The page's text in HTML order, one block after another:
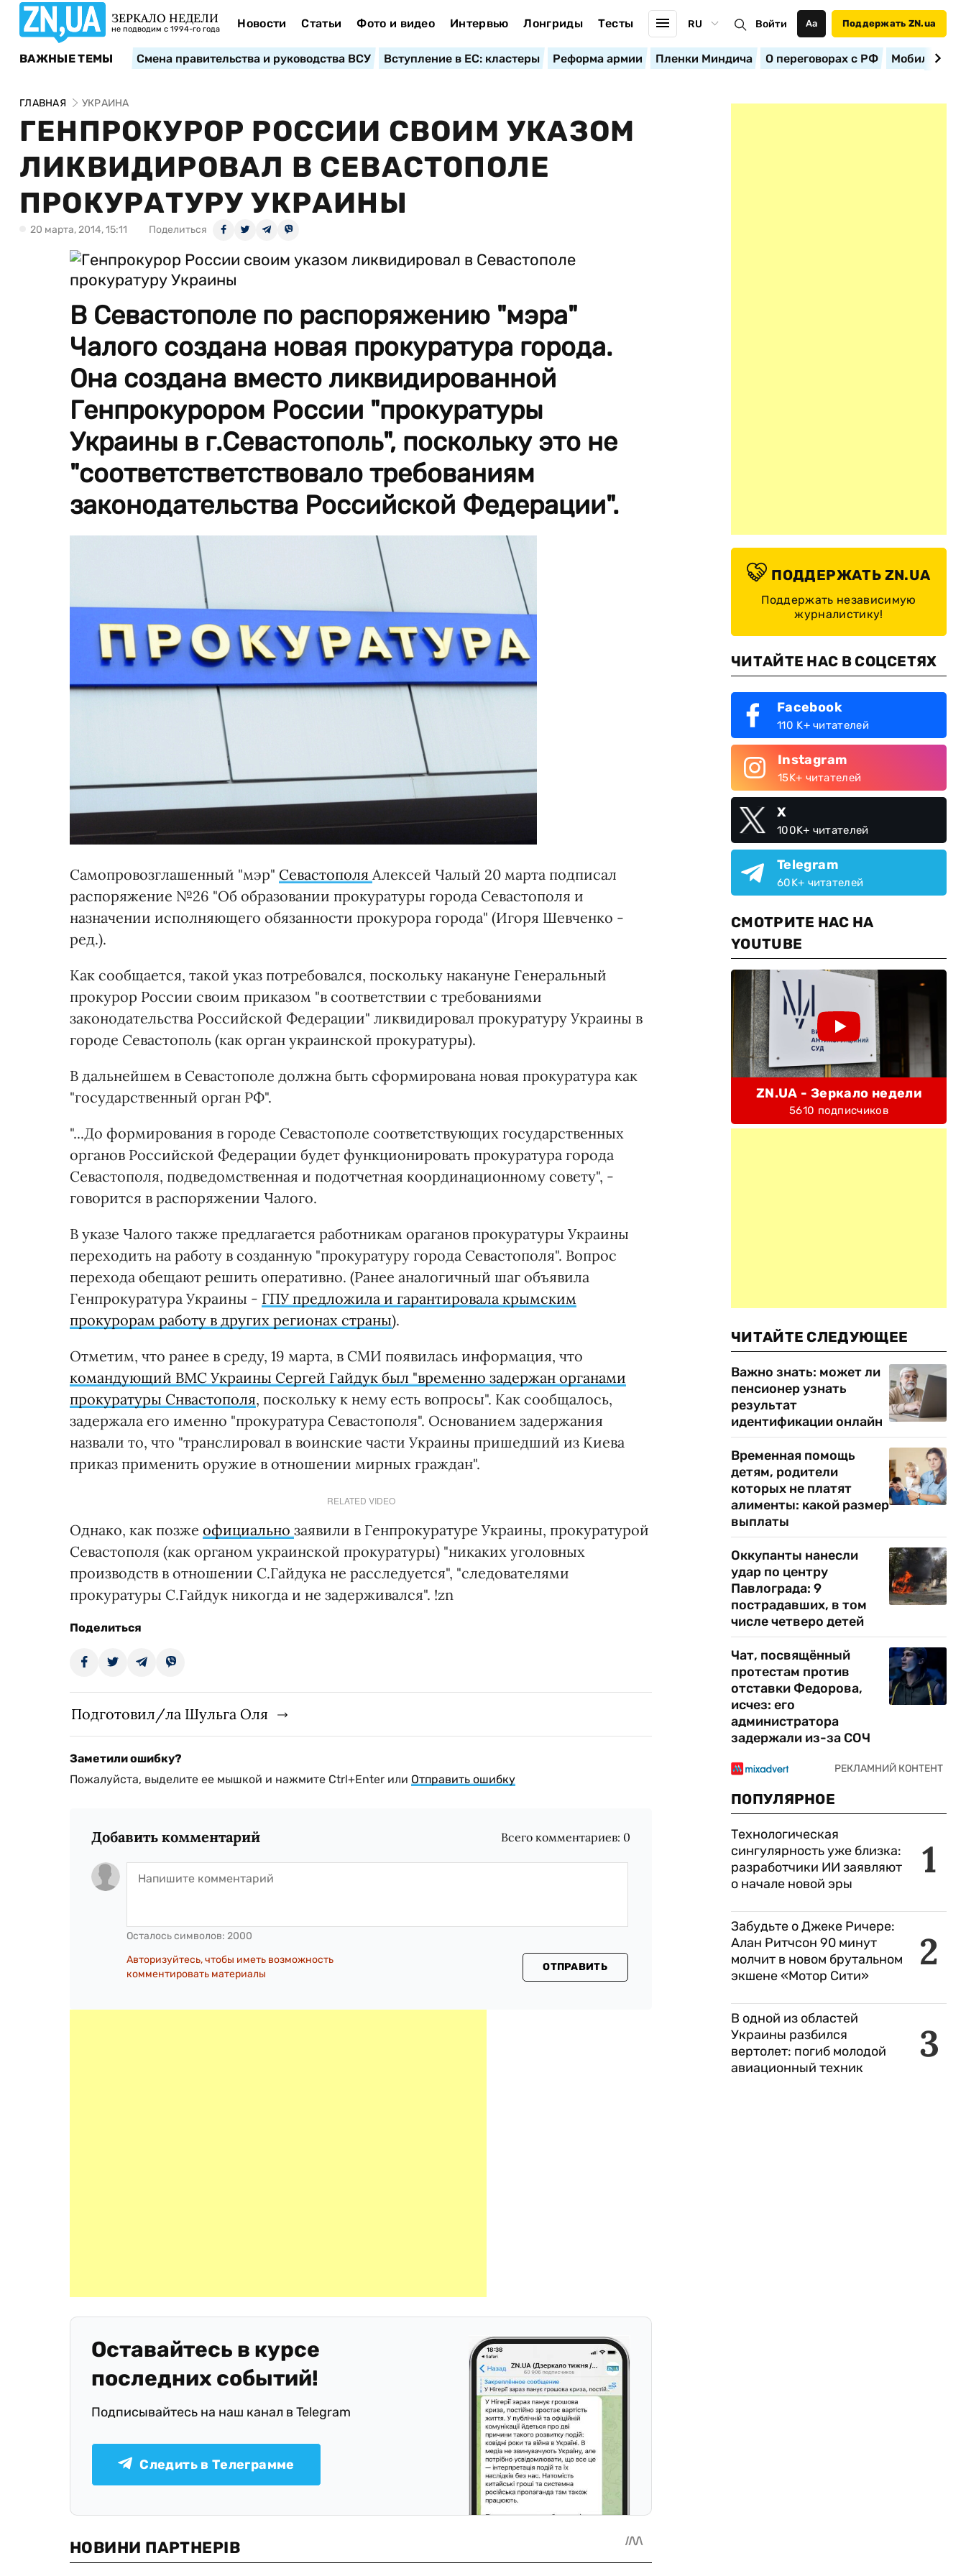
ЗЕРКАЛО НЕДЕЛИ
не подводим с 1994-го года Новости Статьи Фото и видео Интервью Лонгриды Тесты RU Войти Аа Поддержать ZN.ua
ВАЖНЫЕ ТЕМЫ Смена правительства и руководства ВСУ Вступление в ЕС: кластеры Реформа армии Пленки Миндича О переговорах с РФ
ГЛАВНАЯ УКРАИНА
ГЕНПРОКУРОР РОССИИ СВОИМ УКАЗОМ
ЛИКВИДИРОВАЛ В СЕВАСТОПОЛЕ
ПРОКУРАТУРУ УКРАИНЫ
20 марта, 2014, 15:11 Поделиться
В Севастополе по распоряжению "мэра"
Чалого создана новая прокуратура города.
Она создана вместо ликвидированной
Генпрокурором России "прокуратуры
Украины в г.Севастополь", поскольку это не
"соответстветствовало требованиям
законодательства Российской Федерации".
Самопровозглашенный "мэр" Севастополя Алексей Чалый 20 марта подписал
распоряжение №26 "Об образовании прокуратуры города Севастополя и
назначении исполняющего обязанности прокурора города" (Игоря Шевченко -
ред.).
Как сообщается, такой указ потребовался, поскольку накануне Генеральный
прокурор России своим приказом "в соответствии с требованиями
законодательства Российской Федерации" ликвидировал прокуратуру Украины в
городе Севастополь (как орган украинской прокуратуры).
В дальнейшем в Севастополе должна быть сформирована новая прокуратура как
"государственный орган РФ".
"...До формирования в городе Севастополе соответствующих государственных
органов Российской Федерации будет функционировать прокуратура города
Севастополя, подведомственная и подотчетная координационному совету", -
говорится в распоряжении Чалого.
В указе Чалого также предлагается работникам ораганов прокуратуры Украины
переходить на работу в созданную "прокуратуру города Севастополя". Вопрос
перехода обещают решить оперативно. (Ранее аналогичный шаг объявила
Генпрокуратура Украины - ГПУ предложила и гарантировала крымским
прокурорам работу в других регионах страны).
Отметим, что ранее в среду, 19 марта, в СМИ появилась информация, что
командующий ВМС Украины Сергей Гайдук был "временно задержан органами
прокуратуры Снвастополя, поскольку к нему есть вопросы". Как сообщалось,
задержала его именно "прокуратура Севастополя". Основанием задержания
назвали то, что "транслировал в воинские части Украины пришедший из Киева
приказ применить оружие в отношении мирных граждан".
RELATED VIDEO
Однако, как позже официально заявили в Генпрокуратуре Украины, прокуратурой
Севастополя (как органом украинской прокуратуры) "никаких уголовных
производств в отношении С.Гайдука не расследуется", "следователями
прокуратуры С.Гайдук никогда и не задерживался". !zn
Поделиться
Подготовил/ла Шульга Оля
Заметили ошибку?
Пожалуйста, выделите ее мышкой и нажмите Ctrl+Enter или Отправить ошибку
Добавить комментарий Всего комментариев: 0
Осталось символов: 2000
Авторизуйтесь, чтобы иметь возможность
комментировать материалы
ОТПРАВИТЬ
Оставайтесь в курсе
последних событий!
Подписывайтесь на наш канал в Telegram
Следить в Телеграмме
ПОДДЕРЖАТЬ ZN.UA
Поддержать независимую
журналистику!
ЧИТАЙТЕ НАС В СОЦСЕТЯХ
Facebook
110 K+ читателей
Instagram
15K+ читателей
X
100K+ читателей
Telegram
60K+ читателей
СМОТРИТЕ НАС НА
YOUTUBE
ZN.UA - Зеркало недели
5610 подписчиков
ЧИТАЙТЕ СЛЕДУЮЩЕЕ
Важно знать: может ли
пенсионер узнать
результат
идентификации онлайн
Временная помощь
детям, родители
которых не платят
алименты: какой размер
выплаты
Оккупанты нанесли
удар по центру
Павлограда: 9
пострадавших, в том
числе четверо детей
Чат, посвящённый
протестам против
отставки Федорова,
исчез: его
администратора
задержали из-за СОЧ
ПОПУЛЯРНОЕ
1
Технологическая
сингулярность уже близка:
разработчики ИИ заявляют
о начале новой эры
2
Забудьте о Джеке Ричере:
Алан Ритчсон 90 минут
молчит в новом брутальном
экшене «Мотор Сити»
3
В одной из областей
Украины разбился
вертолет: погиб молодой
авиационный техник